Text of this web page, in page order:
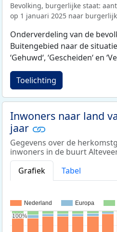
Bevolking, burgerlijke staat:
op 1 januari 2025 naar
Onderverdeling van de
Buitengebied naar de
‘Gehuwd‘, ‘Gescheiden‘ en
Toelichting
Inwoners naar land
jaar
Gegevens over de
inwoners in de buurt
Grafiek
Tabel
Nederland Europa
100%
100%